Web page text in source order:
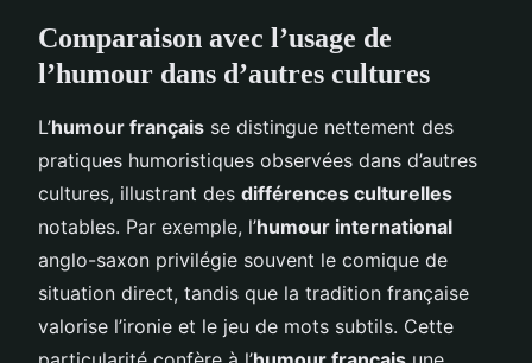
Comparaison avec l’usage de
l’humour dans d’autres cultures
L’humour français se distingue nettement des
pratiques humoristiques observées dans d’autres
cultures, illustrant des différences culturelles
notables. Par exemple, l’humour international
anglo-saxon privilégie souvent le comique de
situation direct, tandis que la tradition française
valorise l’ironie et le jeu de mots subtils. Cette